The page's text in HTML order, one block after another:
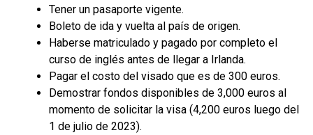
Tener un pasaporte vigente.
Boleto de ida y vuelta al país de origen.
Haberse matriculado y pagado por completo el
curso de inglés antes de llegar a Irlanda.
Pagar el costo del visado que es de 300 euros.
Demostrar fondos disponibles de 3,000 euros al
momento de solicitar la visa (4,200 euros luego del
1 de julio de 2023).